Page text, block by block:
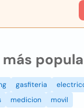
gasfiteria
medicion movil